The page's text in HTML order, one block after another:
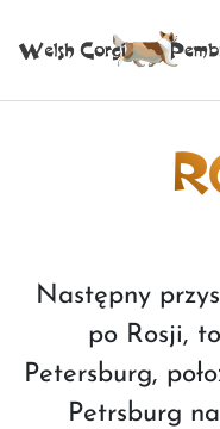
Następny
po Rosji,
Petersburg,
Petrsburg